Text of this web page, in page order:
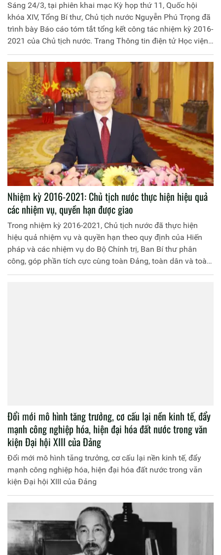
Sáng 24/3, tại phiên khai mạc Kỳ họp thứ 11, Quốc hội
khóa XIV, Tổng Bí thư, Chủ tịch nước Nguyễn Phú Trọng đã
trình bày Báo cáo tóm tắt tổng kết công tác nhiệm kỳ 2016-
2021 của Chủ tịch nước. Trang Thông tin điện tử Học viện
Chính trị Công an nhân dân trân trọng giới thiệu toàn văn
Báo cáo:
Nhiệm kỳ 2016-2021: Chủ tịch nước thực hiện hiệu quả
các nhiệm vụ, quyền hạn được giao
Trong nhiệm kỳ 2016-2021, Chủ tịch nước đã thực hiện
hiệu quả nhiệm vụ và quyền hạn theo quy định của Hiến
pháp và các nhiệm vụ do Bộ Chính trị, Ban Bí thư phân
công, góp phần tích cực cùng toàn Đảng, toàn dân và toàn
quân thực hiện thắng lợi Nghị quyết Đại hội đại biểu toàn
Đổi mới mô hình tăng trưởng, cơ cấu lại nền kinh tế, đẩy
mạnh công nghiệp hóa, hiện đại hóa đất nước trong văn
kiện Đại hội XIII của Đảng
Đổi mới mô hình tăng trưởng, cơ cấu lại nền kinh tế, đẩy
mạnh công nghiệp hóa, hiện đại hóa đất nước trong văn
kiện Đại hội XIII của Đảng